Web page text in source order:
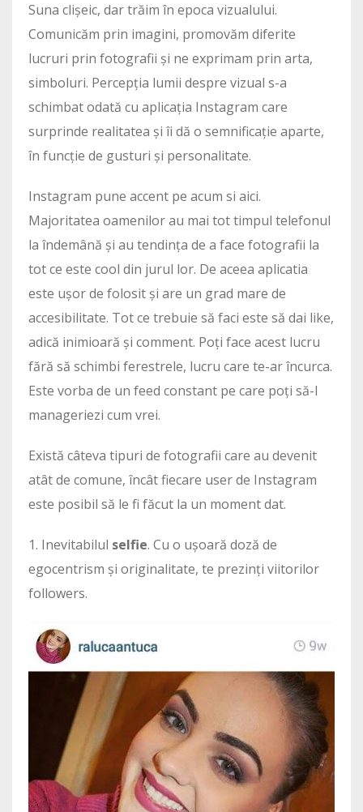
Suna clișeic, dar trăim în epoca vizualului.
Comunicăm prin imagini, promovăm diferite
lucruri prin fotografii și ne exprimam prin arta,
simboluri. Percepția lumii despre vizual s-a
schimbat odată cu aplicația Instagram care
surprinde realitatea și îi dă o semnificație aparte,
în funcție de gusturi și personalitate.
Instagram pune accent pe acum si aici.
Majoritatea oamenilor au mai tot timpul telefonul
la îndemână și au tendința de a face fotografii la
tot ce este cool din jurul lor. De aceea aplicatia
este ușor de folosit și are un grad mare de
accesibilitate. Tot ce trebuie să faci este să dai like,
adică inimioară și comment. Poți face acest lucru
fără să schimbi ferestrele, lucru care te-ar încurca.
Este vorba de un feed constant pe care poți să-l
manageriezi cum vrei.
Există câteva tipuri de fotografii care au devenit
atât de comune, încât fiecare user de Instagram
este posibil să le fi făcut la un moment dat.
1. Inevitabilul selfie. Cu o ușoară doză de
egocentrism și originalitate, te prezinți viitorilor
followers.